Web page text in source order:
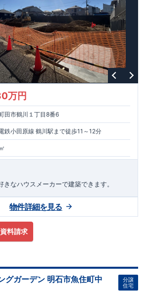
す！図面を第三者機関へ提出します。外部
3回、竣工時に1回の現場検査が行われま
化の軽減、維持管理への配慮、温熱環境・
断熱等性能）の必須4分野、空気環境で、最
等級3 もっと詳しく 東栄住宅の建物
最高等級3を取得。建築基準法に定められ
発生する地震に対して、倒壊、崩壊しない｣
らに1.5倍の耐震力を達成しています。
傷の受けにくさを評価されています。建築
も損傷を生じないことで耐風最高等級
■自社一貫体制もっと詳しく 東栄住宅は土
施工、販売、メンテナンスまで、すべての
います。 ■ アフターサポート
らすことができる住宅の品質を長期にわたり
的な点検を実施することが重要です。
ございます。もちろん、定期点検以外でも
アイディアをショート動画で
。ここをクリック
万円
田市鶴川１丁目8番6
鉄小田原線 鶴川駅まで徒歩11～12分
きなハウスメーカーで建築できます。
料請求
物件詳細を見る
グガーデン 明石市魚住町中
分譲
住宅